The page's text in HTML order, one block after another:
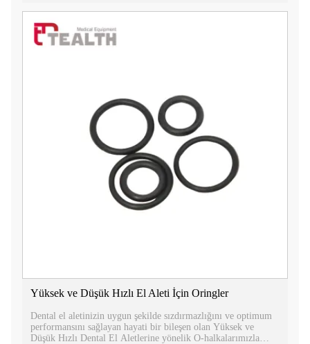
Yüksek ve Düşük Hızlı El Aleti İçin Oringler
Dental el aletinizin uygun şekilde sızdırmazlığını ve optimum
performansını sağlayan hayati bir bileşen olan Yüksek ve
Düşük Hızlı Dental El Aletlerine yönelik O-halkalarımızla